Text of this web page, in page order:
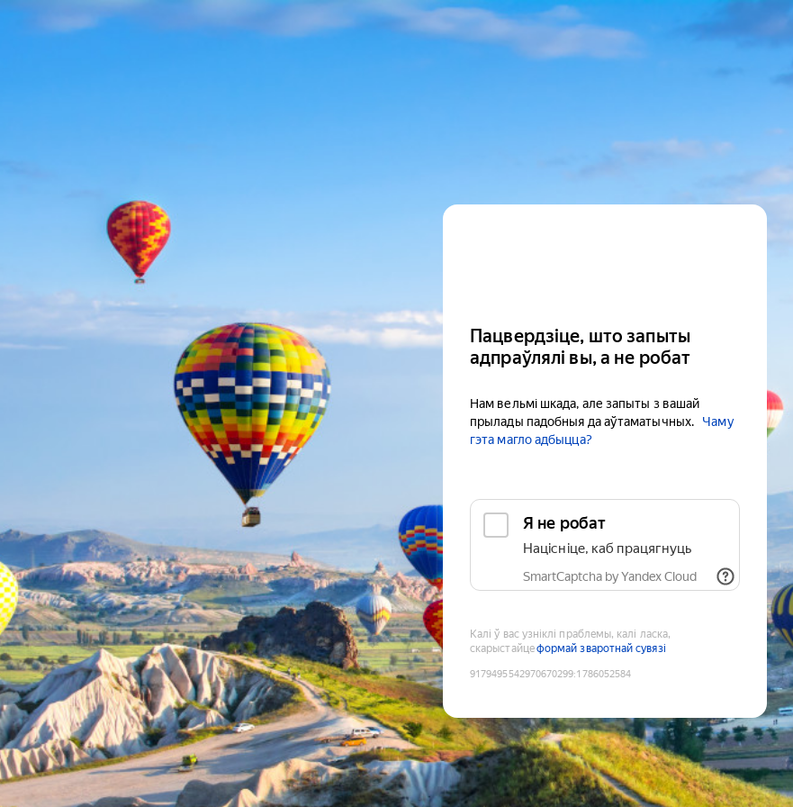
Пацвердзіце, што запыты
адпраўлялі вы, а не робат
Нам вельмі шкада, але запыты з вашай
прылады падобныя да аўтаматычных.
Чаму
гэта магло адбыцца?
Я не робат
Націсніце, каб працягнуць
SmartCaptcha by Yandex Cloud
Калі ў вас узніклі праблемы, калі ласка,
скарыстайцеформай зваротнай сувязі
9179495542970670299:1786052584